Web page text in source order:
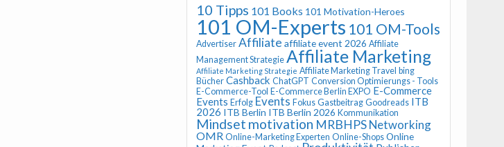
10 Tipps 101 Books 101 Motivation-Heroes
101 OM-Experts 101 OM-Tools
Advertiser Affiliate affiliate event 2026 Affiliate
Management Strategie Affiliate Marketing
Affiliate Marketing Strategie Affiliate Marketing Travel bing
Bücher Cashback ChatGPT Conversion Optimierungs - Tools
E-Commerce-Tool E-Commerce Berlin EXPO E-Commerce
Events Erfolg Events Fokus Gastbeitrag Goodreads ITB
2026 ITB Berlin ITB Berlin 2026 Kommunikation
Mindset motivation MRBHPS Networking
OMR Online-Marketing Experten Online-Shops Online